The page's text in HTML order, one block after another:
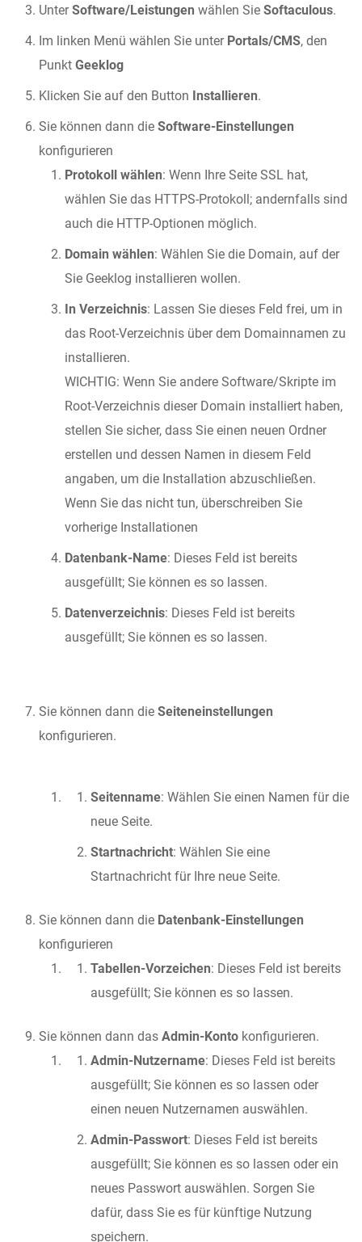
UnterSoftware/Leistungen wählen Sie Softaculous.
Im linken Menü wählen Sie unter Portals/CMS, den
Punkt Geeklog
Klicken Sie auf den Button Installieren.
Sie können dann die Software-Einstellungen
konfigurieren
Protokoll wählen: Wenn Ihre Seite SSL hat,
wählen Sie das HTTPS-Protokoll; andernfalls sind
auch die HTTP-Optionen möglich.
Domain wählen: Wählen Sie die Domain, auf der
Sie Geeklog installieren wollen.
In Verzeichnis: Lassen Sie dieses Feld frei, um in
das Root-Verzeichnis über dem Domainnamen zu
installieren.
WICHTIG: Wenn Sie andere Software/Skripte im
Root-Verzeichnis dieser Domain installiert haben,
stellen Sie sicher, dass Sie einen neuen Ordner
erstellen und dessen Namen in diesem Feld
angaben, um die Installation abzuschließen.
Wenn Sie das nicht tun, überschreiben Sie
vorherige Installationen
Datenbank-Name: Dieses Feld ist bereits
ausgefüllt; Sie können es so lassen.
Datenverzeichnis: Dieses Feld ist bereits
ausgefüllt; Sie können es so lassen.
Sie können dann die Seiteneinstellungen
konfigurieren.
Seitenname: Wählen Sie einen Namen für die
neue Seite.
Startnachricht: Wählen Sie eine
Startnachricht für Ihre neue Seite.
Sie können dann die Datenbank-Einstellungen
konfigurieren
Tabellen-Vorzeichen: Dieses Feld ist bereits
ausgefüllt; Sie können es so lassen.
Sie können dann das Admin-Konto konfigurieren.
Admin-Nutzername: Dieses Feld ist bereits
ausgefüllt; Sie können es so lassen oder
einen neuen Nutzernamen auswählen.
Admin-Passwort: Dieses Feld ist bereits
ausgefüllt; Sie können es so lassen oder ein
neues Passwort auswählen. Sorgen Sie
dafür, dass Sie es für künftige Nutzung
speichern.